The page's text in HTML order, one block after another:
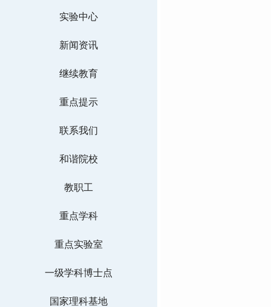
实验中心
新闻资讯
继续教育
重点提示
联系我们
和谐院校
教职工
重点学科
重点实验室
一级学科博士点
国家理科基地